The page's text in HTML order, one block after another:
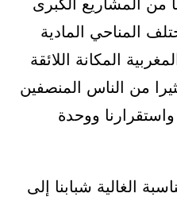
المناحي المادية
المكانة اللائقة
من الناس المنصفين
واستقرارنا ووحدة
الغالية شبابنا إلى